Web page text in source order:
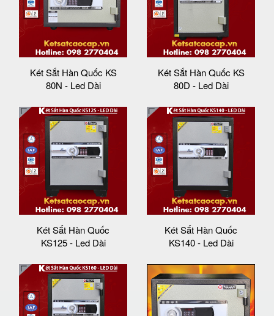
Két Sắt Hàn Quốc KS
80N - Led Dài
Két Sắt Hàn Quốc KS
80D - Led Dài
Két Sắt Hàn Quốc
KS125 - Led Dài
Két Sắt Hàn Quốc
KS140 - Led Dài